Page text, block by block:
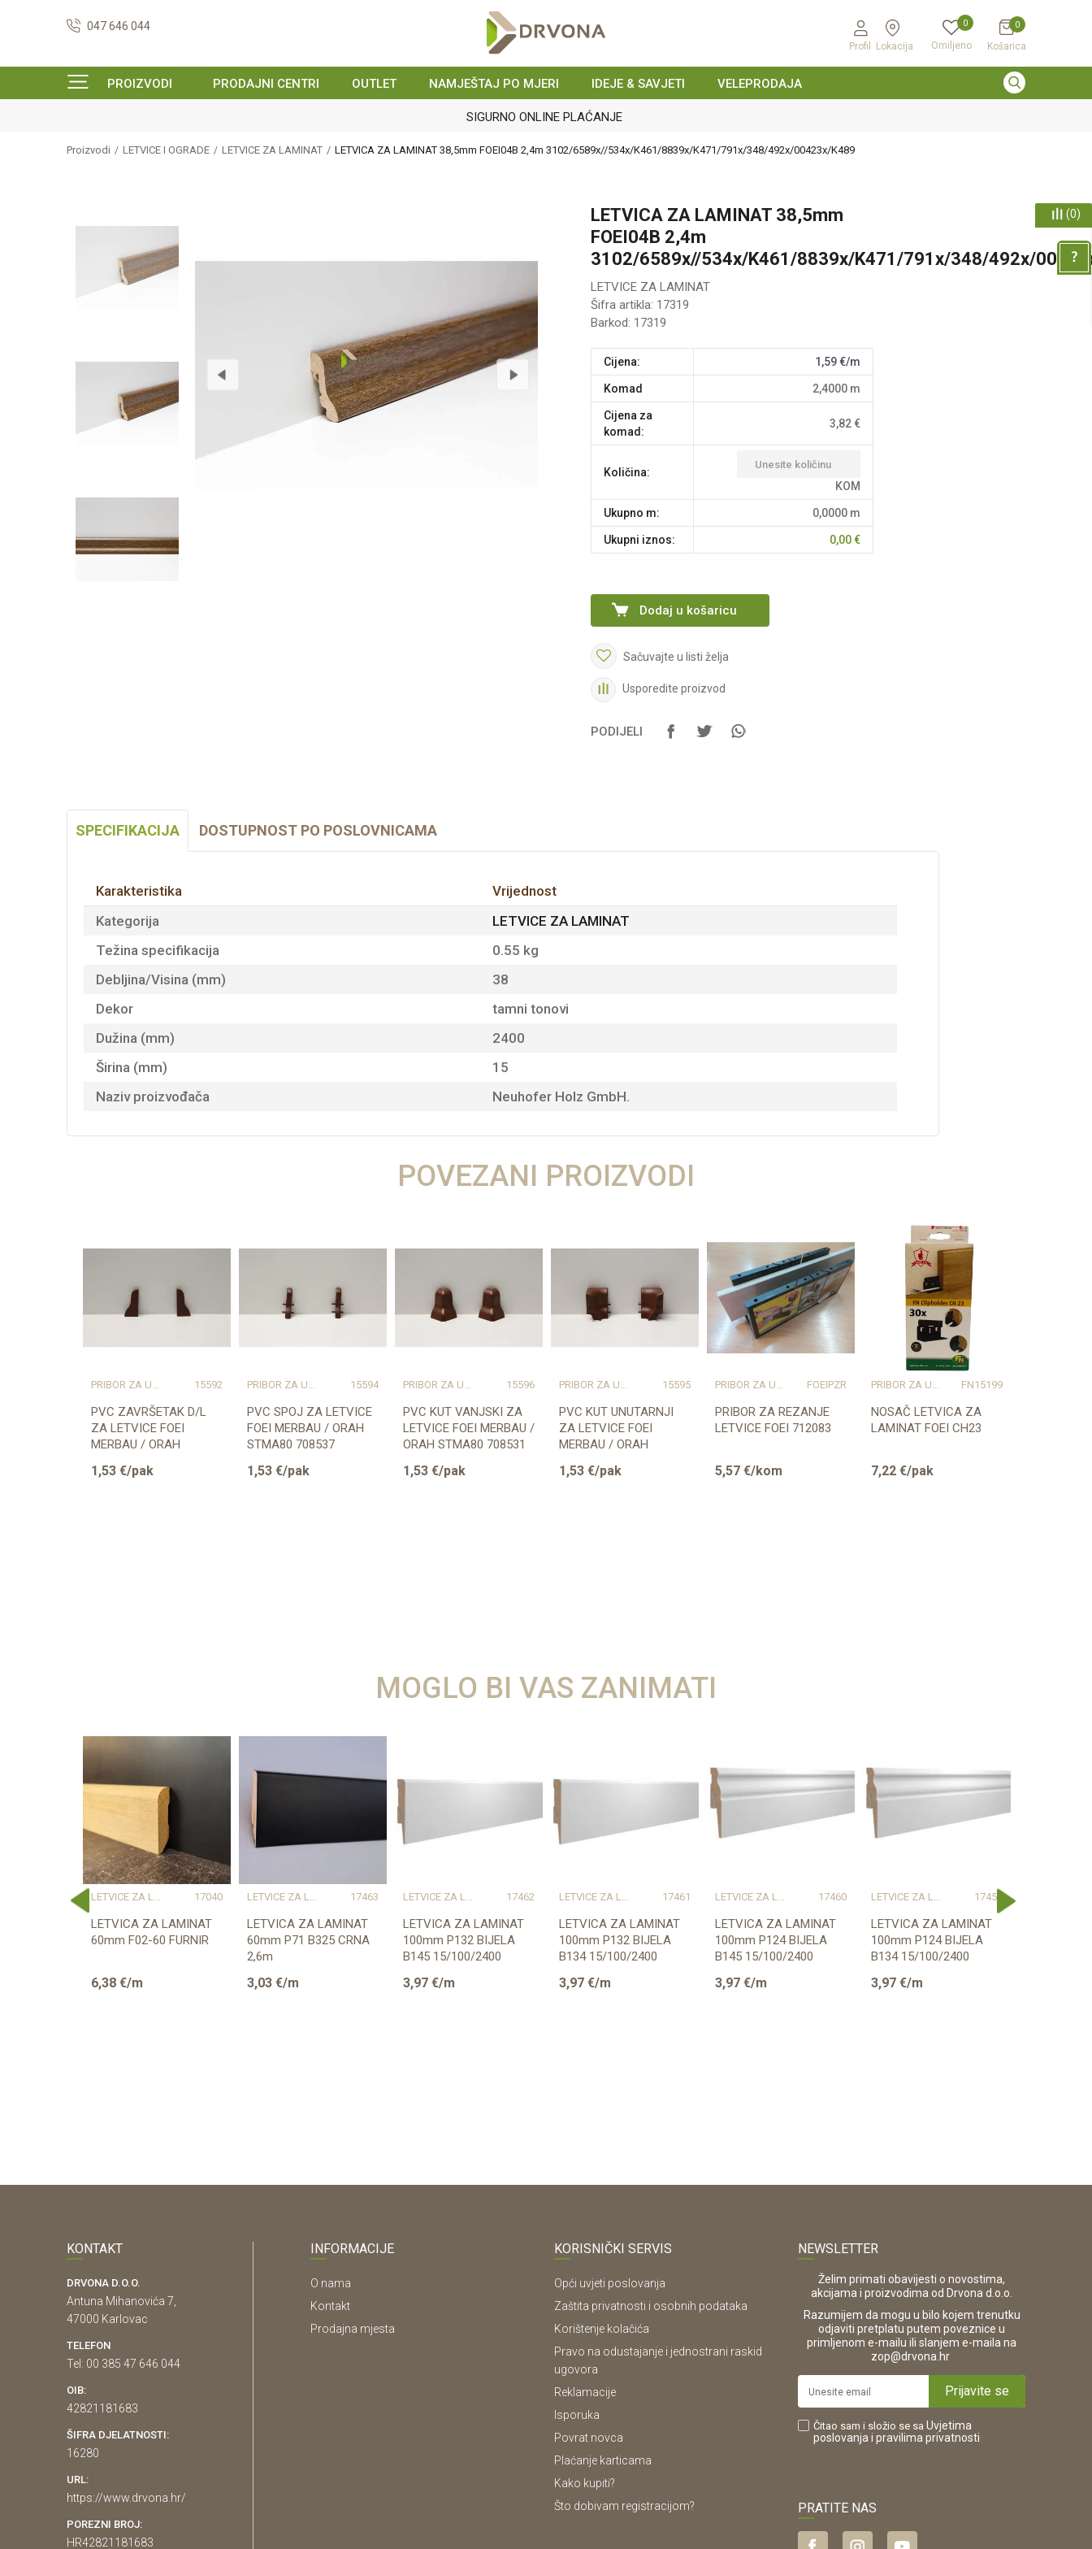
047 646 044
Profil Lokacija Omiljeno
0
Košarica
0
PROIZVODI PRODAJNI CENTRI OUTLET NAMJEŠTAJ PO MJERI IDEJE & SAVJETI VELEPRODAJA
SIGURNO ONLINE PLAĆANJE
Proizvodi LETVICE I OGRADE LETVICE ZA LAMINAT LETVICA ZA LAMINAT 38,5mm FOEI04B 2,4m 3102/6589x//534x/K461/8839x/K471/791x/348/492x/00423x/K489
LETVICA ZA LAMINAT 38,5mm
FOEI04B 2,4m
3102/6589x//534x/K461/8839x/K471/791x/348/492x/
LETVICE ZA LAMINAT
Šifra artikla: 17319
Barkod: 17319
Cijena: 1,59€/m
komad 2,4000 m
Cijena za
komad:
3,82€
Količina:
KOM
Ukupno m: 0,0000 m
Ukupni iznos: 0,00€
Dodaj u košaricu
Sačuvajte u listi želja
Usporedite proizvod
PODIJELI
SPECIFIKACIJA DOSTUPNOST PO POSLOVNICAMA
Karakteristika
Vrijednost
Kategorija
LETVICE ZA LAMINAT
Težina specifikacija
0.55 kg
Debljina/Visina (mm)
38
Dekor
tamni tonovi
Dužina (mm)
2400
Širina (mm)
15
Naziv proizvođača
Neuhofer Holz GmbH.
POVEZANI PROIZVODI
PRIBOR ZA UGRADNJU PODOVA – SVE NA JEDNOM MJESTU 15592
PVC ZAVRŠETAK D/L
ZA LETVICE FOEI
MERBAU / ORAH
1,53 €/pak
PRIBOR ZA UGRADNJU PODOVA – SVE NA JEDNOM MJESTU 15594
PVC SPOJ ZA LETVICE
FOEI MERBAU / ORAH
STMA80 708537
1,53 €/pak
PRIBOR ZA UGRADNJU PODOVA – SVE NA JEDNOM MJESTU 15596
PVC KUT VANJSKI ZA
LETVICE FOEI MERBAU /
ORAH STMA80 708531
1,53 €/pak
PRIBOR ZA UGRADNJU PODOVA – SVE NA JEDNOM MJESTU 15595
PVC KUT UNUTARNJI
ZA LETVICE FOEI
MERBAU / ORAH
1,53 €/pak
PRIBOR ZA UGRADNJU PODOVA – SVE NA JEDNOM MJESTU FOEIPZR
PRIBOR ZA REZANJE
LETVICE FOEI 712083
5,57 €/kom
PRIBOR ZA UGRADNJU PODOVA – SVE NA JEDNOM MJESTU FN15199
NOSAČ LETVICA ZA
LAMINAT FOEI CH23
7,22 €/pak
MOGLO BI VAS ZANIMATI
LETVICE ZA LAMINAT 17040
LETVICA ZA LAMINAT
60mm F02-60 FURNIR
6,38 €/m
LETVICE ZA LAMINAT 17463
LETVICA ZA LAMINAT
60mm P71 B325 CRNA
2,6m
3,03 €/m
LETVICE ZA LAMINAT 17462
LETVICA ZA LAMINAT
100mm P132 BIJELA
B145 15/100/2400
BOJANJE)
3,97 €/m
LETVICE ZA LAMINAT 17461
LETVICA ZA LAMINAT
100mm P132 BIJELA
B134 15/100/2400
3,97 €/m
LETVICE ZA LAMINAT 17460
LETVICA ZA LAMINAT
100mm P124 BIJELA
B145 15/100/2400
(PRIPREMLJENA ZA ...
3,97 €/m
LETVICE ZA LAMINAT 17459
LETVICA ZA LAMINAT
100mm P124 BIJELA
B134 15/100/2400
3,97 €/m
(0)
KONTAKT
DRVONA D.O.O.
Antuna Mihanovića 7,
47000 Karlovac
TELEFON
Tel: 00 385 47 646 044
OIB:
42821181683
ŠIFRA DJELATNOSTI:
16280
URL:
https://www.drvona.hr/
POREZNI BROJ:
HR42821181683
INFORMACIJE
O nama
Kontakt
Prodajna mjesta
KORISNIČKI SERVIS
Opći uvjeti poslovanja
Zaštita privatnosti i osobnih podataka
Korištenje kolačića
Pravo na odustajanje i jednostrani raskid
ugovora
Reklamacije
Isporuka
Povrat novca
Plaćanje karticama
Kako kupiti?
Što dobivam registracijom?
NEWSLETTER
Želim primati obavijesti o novostima,
akcijama i proizvodima od Drvona d.o.o.
Razumijem da mogu u bilo kojem trenutku
odjaviti pretplatu putem poveznice u
primljenom e-mailu ili slanjem e-maila na
zop@drvona.hr.
Prijavite se
Čitao sam i složio se sa Uvjetima
poslovanja i pravilima privatnosti
PRATITE NAS